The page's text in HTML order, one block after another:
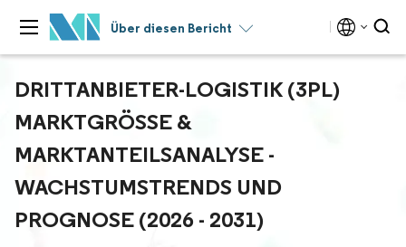
Über diesen Bericht
DRITTANBIETER-LOGISTIK (3PL)
MARKTGRÖSSE & M
ARKTANTEILSANALYSE - W
ACHSTUMSTRENDS UND P
ROGNOSE (2026 - 2031)